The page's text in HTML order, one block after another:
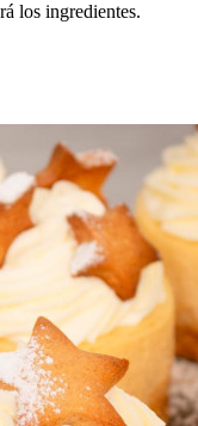
los ingredientes.